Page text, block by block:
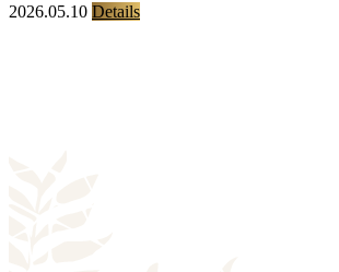
2026.05.10 Details